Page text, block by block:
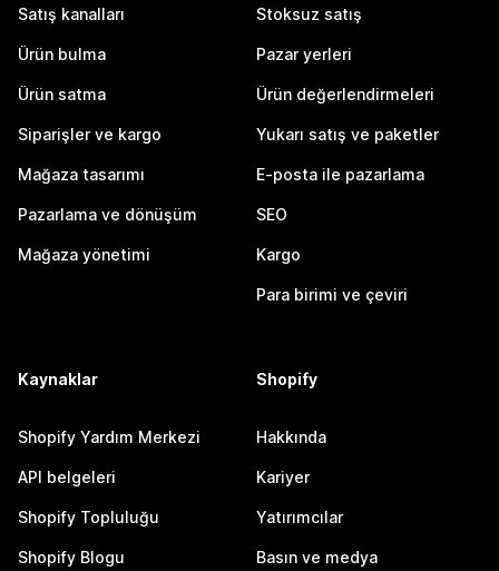
Satış kanalları
Ürün bulma
Ürün satma
Siparişler ve kargo
Mağaza tasarımı
Pazarlama ve dönüşüm
Mağaza yönetimi
Stoksuz satış
Pazar yerleri
Ürün değerlendirmeleri
Yukarı satış ve paketler
E-posta ile pazarlama
SEO
Kargo
Para birimi ve çeviri
Kaynaklar
Shopify Yardım Merkezi
API belgeleri
Shopify Topluluğu
Shopify Blogu
Shopify
Hakkında
Kariyer
Yatırımcılar
Basın ve medya